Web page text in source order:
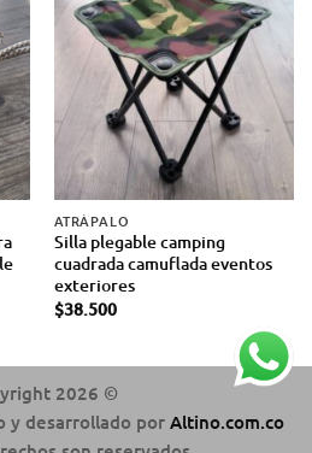
ATRÁPALO
Silla plegable camping
cuadrada camuflada eventos
exteriores
$38.500
2026 ©
y desarrollado por Altino.com.co